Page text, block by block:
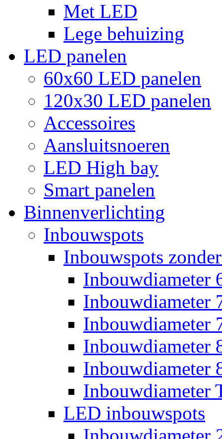
Met LED
Lege behuizing
LED panelen
60x60 LED panelen
120x30 LED panelen
Accessoires
Aansluitsnoeren
LED High bay
Smart panelen
Binnenverlichting
Inbouwspots
Inbouwspots
Inbouwdiameter
Inbouwdiameter
Inbouwdiameter
Inbouwdiameter
Inbouwdiameter
Inbouwdiameter
LED inbouwspots